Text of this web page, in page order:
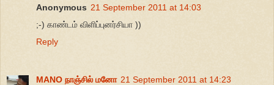
Anonymous 21 September 2011 at 14:03
;-) காண்டம் விளிப்புனர்சியா ))
Reply
MANO நாஞ்சில் மனோ 21 September 2011 at 14:23